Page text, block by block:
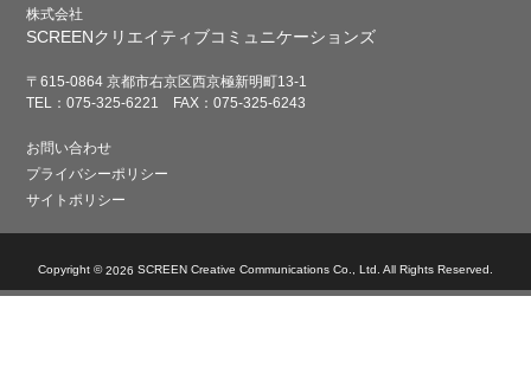
株式会社
SCREENクリエイティブコミュニケーションズ
〒615-0864 京都市右京区西京極新明町13-1
TEL：075-325-6221 FAX：075-325-6243
お問い合わせ
プライバシーポリシー
サイトポリシー
Copyright ©2026 SCREEN Creative Communications Co., Ltd. All Rights Reserved.